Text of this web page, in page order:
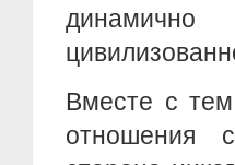
динамично
Вместе с
отношения